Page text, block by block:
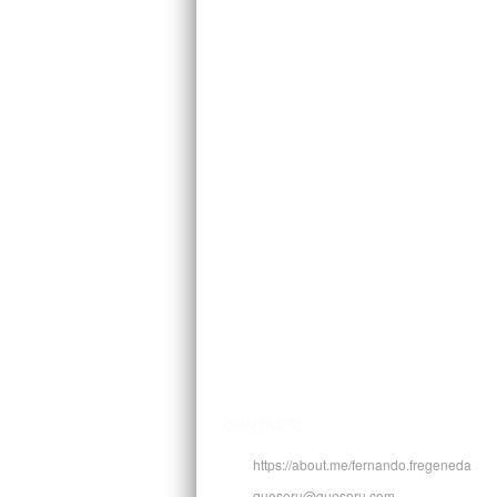
https://about.me/fernando.fregeneda